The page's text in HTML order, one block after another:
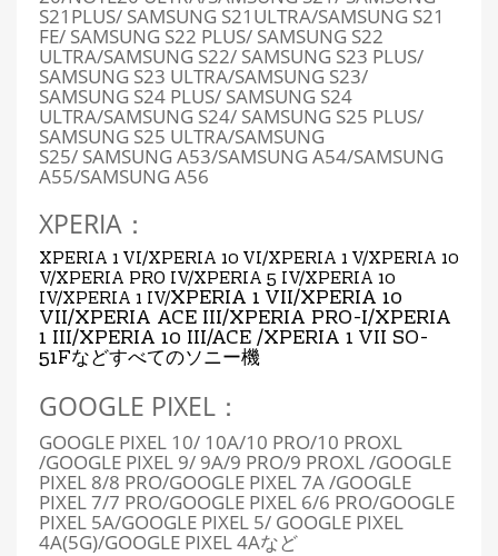
S21PLUS/ SAMSUNG S21ULTRA/SAMSUNG S21
FE/ SAMSUNG S22 PLUS/ SAMSUNG S22
ULTRA/SAMSUNG S22/ SAMSUNG S23 PLUS/
SAMSUNG S23 ULTRA/SAMSUNG S23/
SAMSUNG S24 PLUS/ SAMSUNG S24
ULTRA/SAMSUNG S24/ SAMSUNG S25 PLUS/
SAMSUNG S25 ULTRA/SAMSUNG
S25/ SAMSUNG A53/SAMSUNG A54/SAMSUNG
A55/SAMSUNG A56
XPERIA：
XPERIA 1 VI/XPERIA 10 VI/XPERIA 1 V/XPERIA 10
V/XPERIA PRO IV/XPERIA 5 IV/XPERIA 10
IV/XPERIA 1 IV/XPERIA 1 VII/XPERIA 10
VII/XPERIA ACE III/XPERIA PRO-I/XPERIA
1 III/XPERIA 10 III/ACE /XPERIA 1 VII SO-
51Fなどすべてのソニー機
GOOGLE PIXEL：
GOOGLE PIXEL 10/ 10A/10 PRO/10 PROXL
/GOOGLE PIXEL 9/ 9A/9 PRO/9 PROXL /GOOGLE
PIXEL 8/8 PRO/GOOGLE PIXEL 7A /GOOGLE
PIXEL 7/7 PRO/GOOGLE PIXEL 6/6 PRO/GOOGLE
PIXEL 5A/GOOGLE PIXEL 5/ GOOGLE PIXEL
4A(5G)/GOOGLE PIXEL 4Aなど